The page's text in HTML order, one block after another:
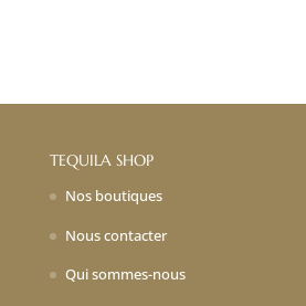
TEQUILA SHOP
Nos boutiques
Nous contacter
Qui sommes-nous